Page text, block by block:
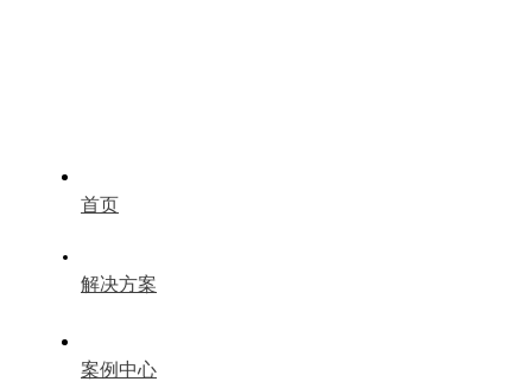
首页
解决方案
案例中心